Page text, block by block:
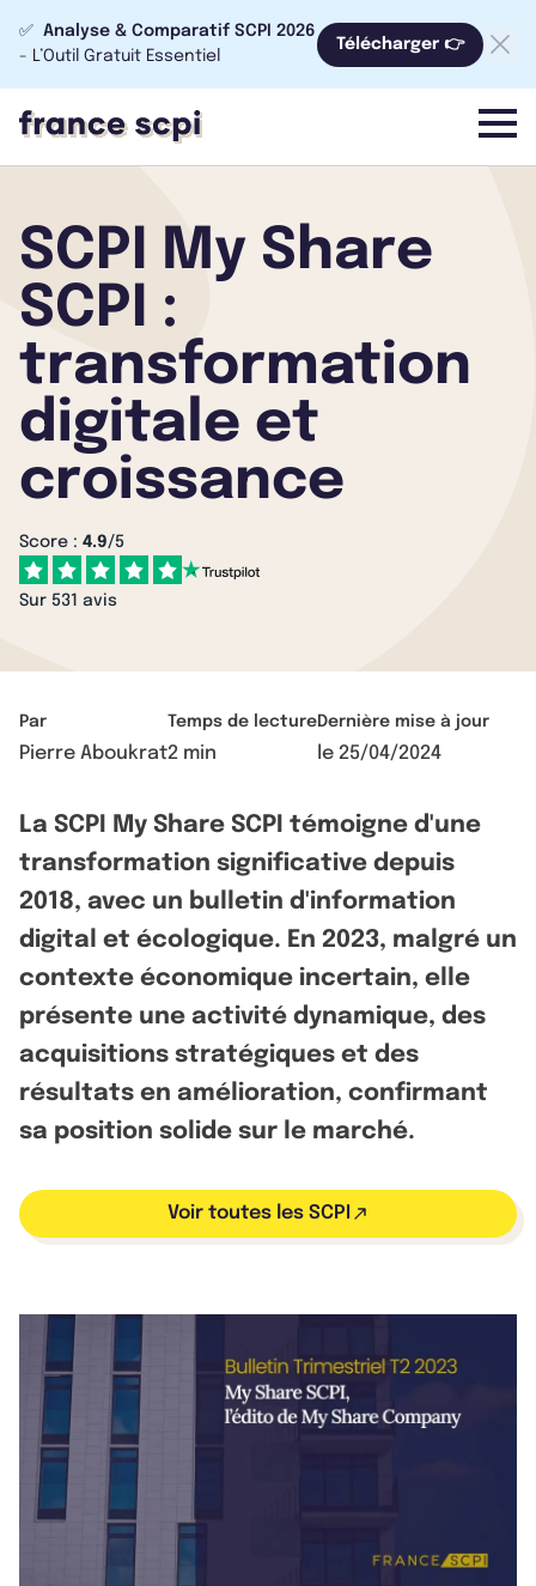
✅ Analyse & Comparatif SCPI 2026
- L’Outil Gratuit Essentiel
Télécharger 👉
menu
SCPI My Share
SCPI :
transformation
digitale et
croissance
Score : 4.9/5
Sur 531 avis
Par
Pierre Aboukrat
Temps de lecture
2 min
Dernière mise à jour
le 25/04/2024
La SCPI My Share SCPI témoigne d'une
transformation significative depuis
2018, avec un bulletin d'information
digital et écologique. En 2023, malgré un
contexte économique incertain, elle
présente une activité dynamique, des
acquisitions stratégiques et des
résultats en amélioration, confirmant
sa position solide sur le marché.
Voir toutes les SCPI